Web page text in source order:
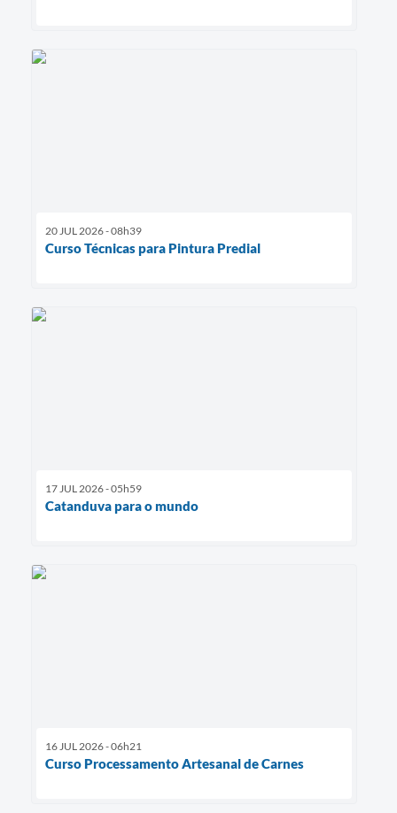
20 JUL 2026 - 08h39
Curso Técnicas para Pintura Predial
17 JUL 2026 - 05h59
Catanduva para o mundo
16 JUL 2026 - 06h21
Curso Processamento Artesanal de Carnes